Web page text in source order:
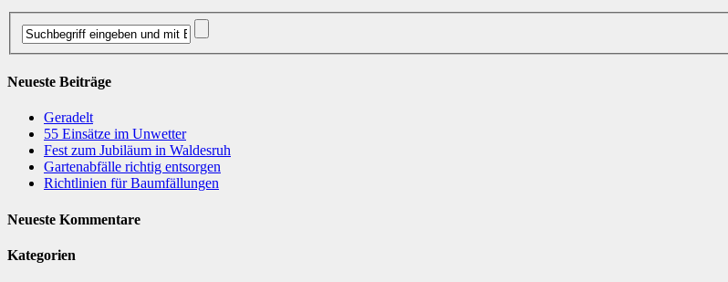
Neueste Beiträge
Geradelt
​55 Einsätze im Unwetter
Fest zum Jubiläum in Waldesruh
Gartenabfälle richtig entsorgen
Richtlinien für Baumfällungen
Neueste Kommentare
Kategorien